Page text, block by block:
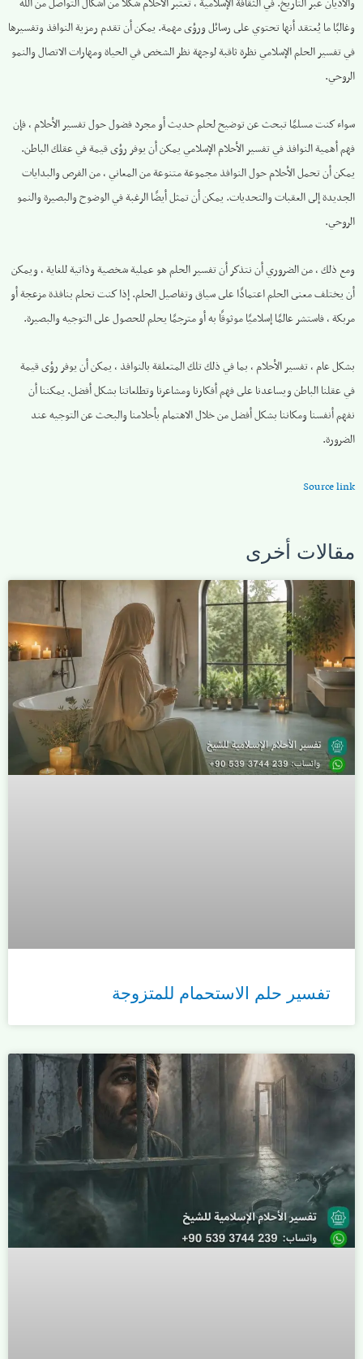
والأديان عبر التاريخ. في الثقافة الإسلامية ، تعتبر الأحلام شكلاً من أشكال التواصل من الله
وغالبًا ما يُعتقد أنها تحتوي على رسائل ورؤى مهمة. يمكن أن تقدم رمزية النوافذ وتفسيرها
في تفسير الحلم الإسلامي نظرة ثاقبة لوجهة نظر الشخص في الحياة ومهارات الاتصال والنمو
الروحي.
سواء كنت مسلمًا تبحث عن توضيح لحلم حديث أو مجرد فضول حول تفسير الأحلام ، فإن
فهم أهمية النوافذ في تفسير الأحلام الإسلامي يمكن أن يوفر رؤى قيمة في عقلك الباطن.
يمكن أن تحمل الأحلام حول النوافذ مجموعة متنوعة من المعاني ، من الفرص والبدايات
الجديدة إلى العقبات والتحديات. يمكن أن تمثل أيضًا الرغبة في الوضوح والبصيرة والنمو
الروحي.
ومع ذلك ، من الضروري أن نتذكر أن تفسير الحلم هو عملية شخصية وذاتية للغاية ، ويمكن
أن يختلف معنى الحلم اعتمادًا على سياق وتفاصيل الحلم. إذا كنت تحلم بنافذة مزعجة أو
مربكة ، فاستشر عالمًا إسلاميًا موثوقًا به أو مترجمًا يحلم للحصول على التوجيه والبصيرة.
بشكل عام ، تفسير الأحلام ، بما في ذلك تلك المتعلقة بالنوافذ ، يمكن أن يوفر رؤى قيمة
في عقلنا الباطن ويساعدنا على فهم أفكارنا ومشاعرنا وتطلعاتنا بشكل أفضل. يمكننا أن
نفهم أنفسنا ومكاننا بشكل أفضل من خلال الاهتمام بأحلامنا والبحث عن التوجيه عند
الضرورة.
Source link
مقالات أخرى
تفسير حلم الاستحمام للمتزوجة